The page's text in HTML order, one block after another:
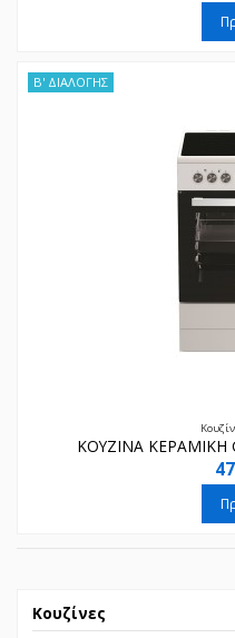
Β' ΔΙΑΛΟΓΗΣ
ΚΟΥΖΙΝΑ ΚΕΡΑΜΙΚΗ
Κουζίνες